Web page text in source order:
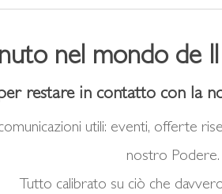
nel mondo de
restare in contatto con la
utili: eventi, offerte
nostro Podere.
Tutto calibrato su ciò che